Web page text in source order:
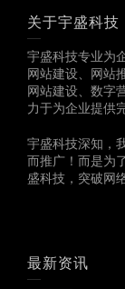
关于宇盛科技
宇盛科技专业为
网站建设、网站
网站建设、数字
力于为企业提供
宇盛科技深知，
而推广！而是为
盛科技，突破网
最新资讯